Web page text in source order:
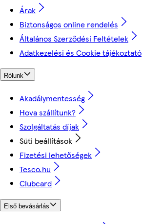
Árak
Biztonságos online rendelés
Általános Szerződési Feltételek
Adatkezelési és Cookie tájékoztató
Rólunk
Akadálymentesség
Hova szállítunk?
Szolgáltatás díjak
Süti beállítások
Fizetési lehetőségek
Tesco.hu
Clubcard
Első bevásárlás